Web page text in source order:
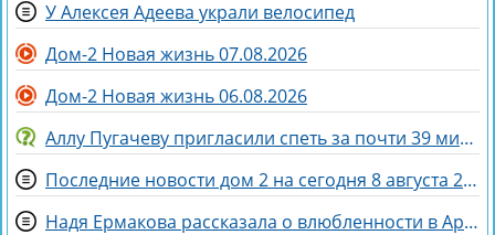
У Алексея Адеева украли велосипед
Дом-2 Новая жизнь 07.08.2026
Дом-2 Новая жизнь 06.08.2026
Аллу Пугачеву пригласили спеть за почти 39 миллионов рублей
Последние новости дом 2 на сегодня 8 августа 2026
Надя Ермакова рассказала о влюбленности в Артёма Рышковского